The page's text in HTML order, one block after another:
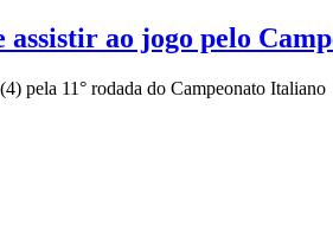
ao jogo pelo
pela 11° rodada do Campeonato Italiano